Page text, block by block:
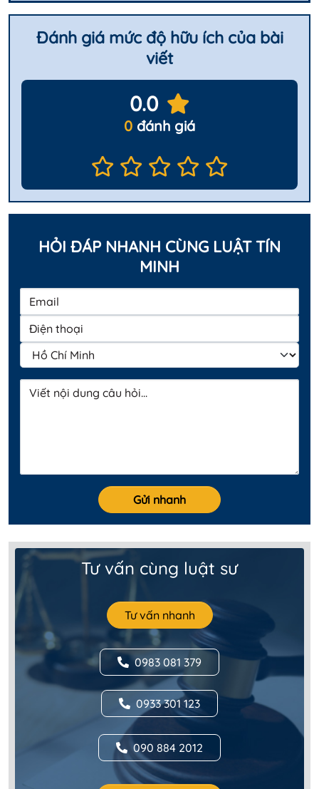
Đánh giá mức độ hữu ích của bài
viết
0.0
0 đánh giá
HỎI ĐÁP NHANH CÙNG LUẬT TÍN
MINH
Tư vấn cùng luật sư
Tư vấn nhanh
0983 081 379
0933 301 123
090 884 2012